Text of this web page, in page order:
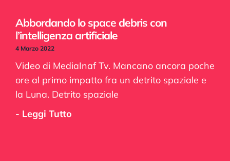
Abbordando lo space debris con
l’intelligenza artificiale
4 Marzo 2022
Video di MediaInaf Tv. Mancano ancora poche
ore al primo impatto fra un detrito spaziale e
la Luna. Detrito spaziale
- Leggi Tutto